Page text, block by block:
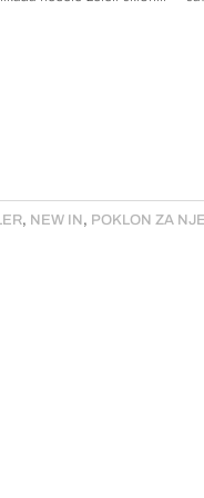
, NEW IN, POKLON ZA